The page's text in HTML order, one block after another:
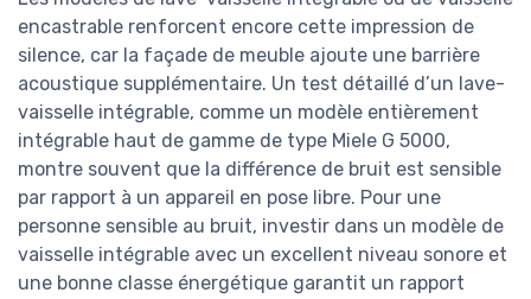
encastrable renforcent encore cette impression de
silence, car la façade de meuble ajoute une barrière
acoustique supplémentaire. Un test détaillé d’un lave-
vaisselle intégrable, comme un modèle entièrement
intégrable haut de gamme de type Miele G 5000,
montre souvent que la différence de bruit est sensible
par rapport à un appareil en pose libre. Pour une
personne sensible au bruit, investir dans un modèle de
vaisselle intégrable avec un excellent niveau sonore et
une bonne classe énergétique garantit un rapport